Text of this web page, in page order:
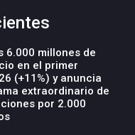
6.000 millones de
en el primer
(+11%) y anuncia
extraordinario de
por 2.000